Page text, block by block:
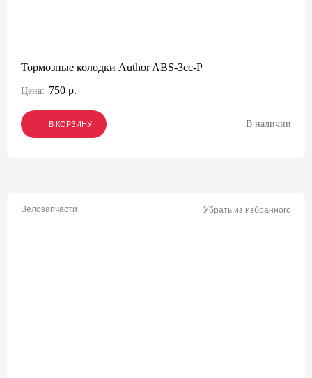
Тормозные колодки Author ABS-3cc-P
Цена: 750 р.
В КОРЗИНУ
В КОРЗИНУ
В КОРЗИНУ В наличии
Велозапчасти Убрать из избранного